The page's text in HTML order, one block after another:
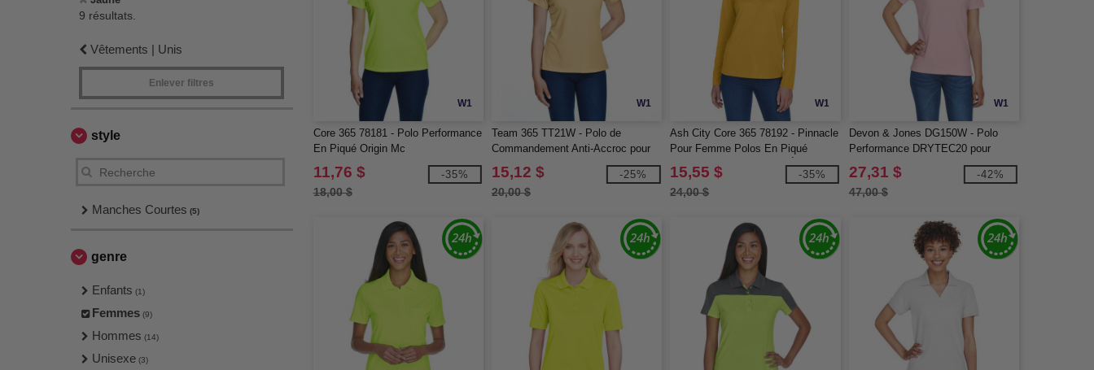
9 résultats.
Vêtements | Unis
Enlever filtres
style
Manches Courtes (5)
genre
Enfants (1)
Femmes (9)
Hommes (14)
Unisexe (3)
W1
Core 365 78181 - Polo Performance
En Piqué Origin Mc
11,76 $
18,00 $
-35%
W1
Team 365 TT21W - Polo de
Commandement Anti-Accroc pour
Femmes
15,12 $
20,00 $
-25%
W1
Ash City Core 365 78192 - Pinnacle
Pour Femme Polos En Piqué
Performance Core 365™ À
Manches Longues
15,55 $
24,00 $
-35%
W1
Devon & Jones DG150W - Polo
Performance DRYTEC20 pour
Femmes
27,31 $
47,00 $
-42%